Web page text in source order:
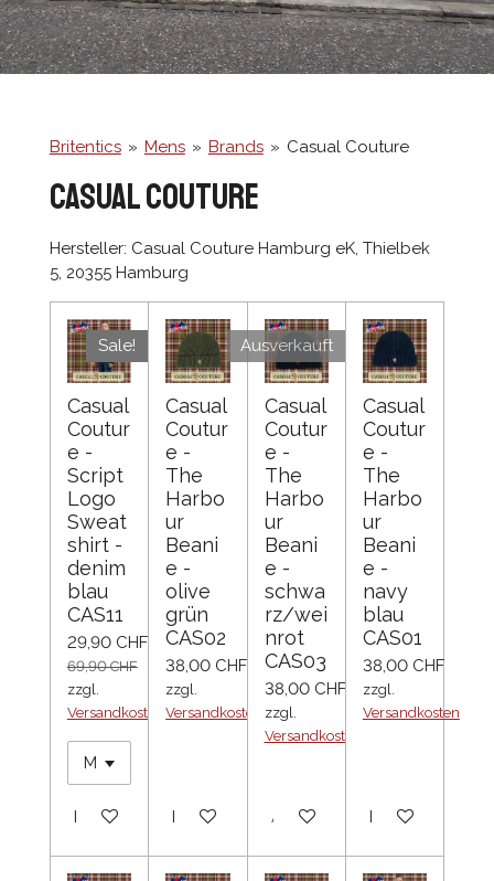
Britentics » Mens » Brands » Casual Couture
casual couture
Hersteller: Casual Couture Hamburg eK, Thielbek
5, 20355 Hamburg
Sale!
Casual
Coutur
e -
Script
Logo
Sweat
shirt -
denim
blau
CAS11
29,90 CHF
69,90 CHF
zzgl.
Versandkosten
In den Warenkorb
Casual
Coutur
e -
The
Harbo
ur
Beani
e -
olive
grün
CAS02
38,00 CHF
zzgl.
Versandkosten
In den Warenkorb
Ausverkauft
Casual
Coutur
e -
The
Harbo
ur
Beani
e -
schwa
rz/wei
nrot
CAS03
38,00 CHF
zzgl.
Versandkosten
Ausverkauft
Casual
Coutur
e -
The
Harbo
ur
Beani
e -
navy
blau
CAS01
38,00 CHF
zzgl.
Versandkosten
In den